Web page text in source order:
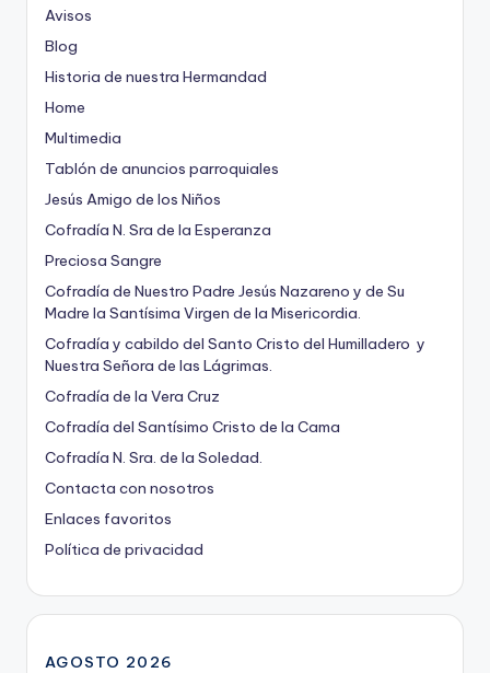
Avisos
Blog
Historia de nuestra Hermandad
Home
Multimedia
Tablón de anuncios parroquiales
Jesús Amigo de los Niños
Cofradía N. Sra de la Esperanza
Preciosa Sangre
Cofradía de Nuestro Padre Jesús Nazareno y de Su
Madre la Santísima Virgen de la Misericordia.
Cofradía y cabildo del Santo Cristo del Humilladero y
Nuestra Señora de las Lágrimas.
Cofradía de la Vera Cruz
Cofradía del Santísimo Cristo de la Cama
Cofradía N. Sra. de la Soledad.
Contacta con nosotros
Enlaces favoritos
Política de privacidad
AGOSTO 2026